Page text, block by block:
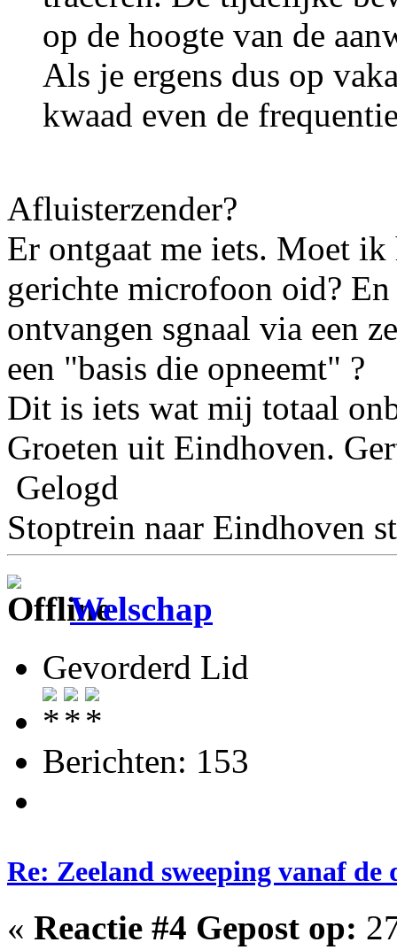
op de hoogte van de
Als je ergens dus op
kwaad even de
Afluisterzender?
Er ontgaat me iets. Moet
gerichte microfoon oid?
ontvangen sgnaal via een
een "basis die opneemt" ?
Dit is iets wat mij totaal
Groeten uit Eindhoven.
Gelogd
Stoptrein naar Eindhoven
Welschap
Gevorderd Lid
Berichten: 153
Re: Zeeland sweeping vanaf de
« Reactie #4 Gepost op: